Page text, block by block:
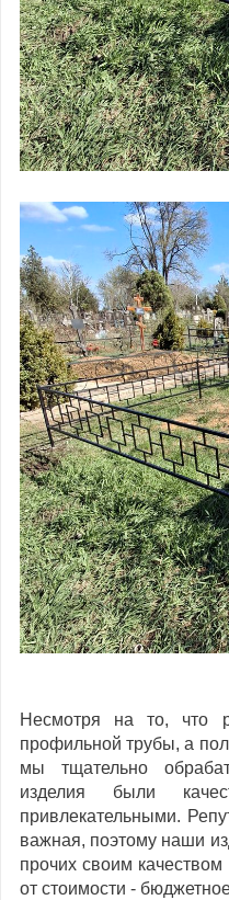
Несмотря на то, что
профильной трубы, а
мы тщательно
изделия были
привлекательными.
важная, поэтому наши
прочих своим
от стоимости -